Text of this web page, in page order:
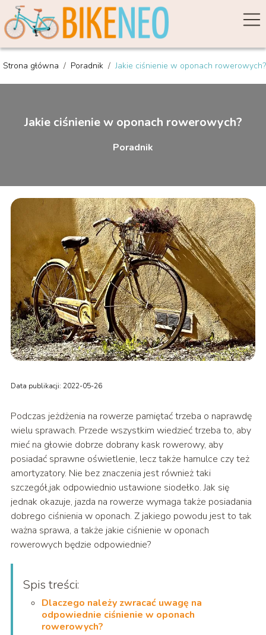
Strona główna / Poradnik /Jakie ciśnienie w oponach rowerowych?
Jakie ciśnienie w oponach rowerowych?
Poradnik
Data publikacji: 2022-05-26
Podczas jeżdżenia na rowerze pamiętać trzeba o naprawdę
wielu sprawach. Przede wszystkim wiedzieć trzeba to, aby
mieć na głowie dobrze dobrany kask rowerowy, aby
posiadać sprawne oświetlenie, lecz także hamulce czy też
amortyzatory. Nie bez znaczenia jest również taki
szczegół,jak odpowiednio ustawione siodełko. Jak się
jednak okazuje, jazda na rowerze wymaga także posiadania
dobrego ciśnienia w oponach. Z jakiego powodu jest to tak
ważna sprawa, a także jakie ciśnienie w oponach
rowerowych będzie odpowiednie?
Spis treści:
Dlaczego należy zwracać uwagę na
odpowiednie ciśnienie w oponach
rowerowych?